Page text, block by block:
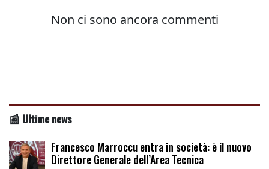
📰 Ultime news
Francesco Marroccu entra in società: è il nuovo
Direttore Generale dell’Area Tecnica